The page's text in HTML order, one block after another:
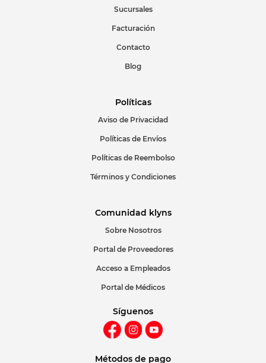
Sucursales
Facturación
Contacto
Blog
Políticas
Aviso de Privacidad
Políticas de Envíos
Políticas de Reembolso
Términos y Condiciones
Comunidad klyns
Sobre Nosotros
Portal de Proveedores
Acceso a Empleados
Portal de Médicos
Síguenos
Métodos de pago